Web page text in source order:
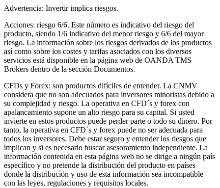
Advertencia: Invertir implica riesgos.
Acciones: riesgo 6/6. Este número es indicativo del riesgo del
producto, siendo 1/6 indicativo del menor riesgo y 6/6 del mayor
riesgo. La información sobre los riesgos derivados de los productos
así como sobre los costes y tarifas asociados con los diversos
servicios está disponible en la página web de OANDA TMS
Brokers dentro de la sección Documentos.
CFDs y Forex: son productos difíciles de entender. La CNMV
considera que no son adecuados para inversores minoristas debido a
su complejidad y riesgo. La operativa en CFD´s y forex con
apalancamiento supone un alto riesgo para su capital. Si usted
invierte en estos productos puede perder parte o todo su dinero. Por
tanto, la operativa en CFD´s y forex puede no ser adecuada para
todos los inversores. Debe estar seguro y entender los riesgos que
implican y si es necesario buscar asesoramiento independiente. La
información contenida en esta página web no se dirige a ningún país
específico y no pretende la distribución del producto en países
donde la distribución y uso de esta información sea incompatible
con las leyes, regulaciones y requisitos locales.